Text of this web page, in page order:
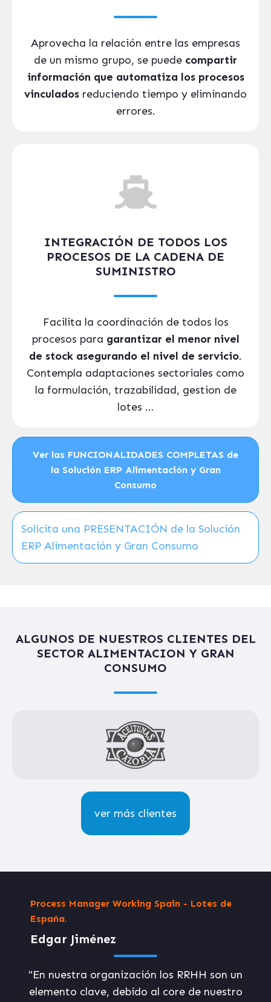
Aprovecha la relación entre las empresas
de un mismo grupo, se puede compartir
información que automatiza los procesos
vinculados reduciendo tiempo y eliminando
errores.
INTEGRACIÓN DE TODOS LOS
PROCESOS DE LA CADENA DE
SUMINISTRO
Facilita la coordinación de todos los
procesos para garantizar el menor nivel
de stock asegurando el nivel de servicio.
Contempla adaptaciones sectoriales como
la formulación, trazabilidad, gestion de
lotes …
Ver las FUNCIONALIDADES COMPLETAS de
la Solución ERP Alimentación y Gran
Consumo
Solicita una PRESENTACIÓN de la Solución
ERP Alimentación y Gran Consumo
ALGUNOS DE NUESTROS CLIENTES DEL
SECTOR ALIMENTACION Y GRAN
CONSUMO
ver más clientes
Process Manager Working Spain - Lotes de
España.
Edgar Jiménez
"En nuestra organización los RRHH son un
elemento clave, debido al core de nuestro